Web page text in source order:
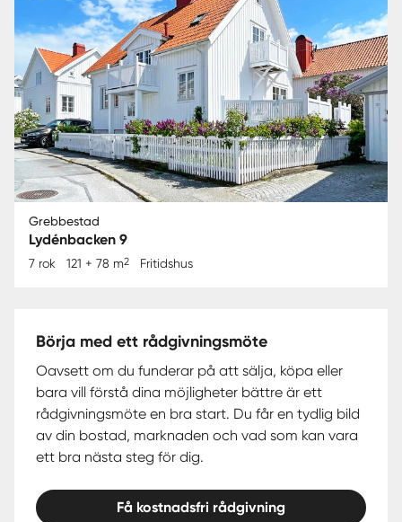
Grebbestad
Lydénbacken 9
7 rok 121 + 78 m2 Fritidshus
Börja med ett rådgivningsmöte
Oavsett om du funderar på att sälja, köpa eller
bara vill förstå dina möjligheter bättre är ett
rådgivningsmöte en bra start. Du får en tydlig bild
av din bostad, marknaden och vad som kan vara
ett bra nästa steg för dig.
Få kostnadsfri rådgivning